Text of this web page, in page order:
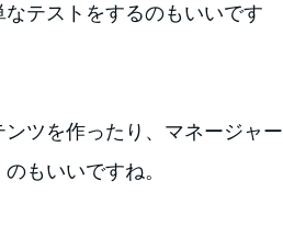
テストをするのもいいです
ツを作ったり、マネージャー
もいいですね。